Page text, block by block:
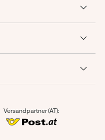
Versandpartner (AT):